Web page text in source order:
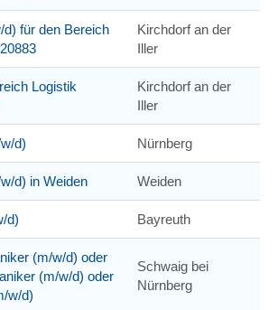
für den Bereich
Kirchdorf an der
Iller
Logistik
Kirchdorf an der
Iller
d) Nürnberg
d) in Weiden Weiden
d) Bayreuth
(m/w/d) oder
(m/w/d) oder
w/d)
Schwaig bei
Nürnberg